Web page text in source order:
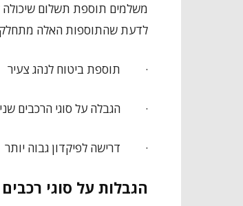
לדעת שהתוספות האלה
· תוספת ביטוח לנהג צעיר
· הגבלה על סוגי הרכבים
· דרישה לפיקדון גבוה יותר
הגבלות על סוגי רכבים